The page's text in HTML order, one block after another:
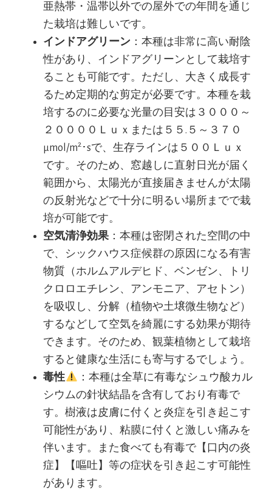
亜熱帯・温帯以外での屋外での年間を通じ
た栽培は難しいです。
インドアグリーン ：本種は非常に高い耐陰
性があり、インドアグリーンとして栽培す
ることも可能です。ただし、大きく成長す
るため定期的な剪定が必要です。本種を栽
培するのに必要な光量の目安は３０００～
２００００Ｌｕｘまたは５５.５～３７０
μmol/m2 ･sで、生存ラインは５００Ｌｕｘ
です。そのため、窓越しに直射日光が届く
範囲から、太陽光が直接届きませんが太陽
の反射光などで十分に明るい場所までで栽
培が可能です。
空気清浄効果：本種は密閉された空間の中
で、シックハウス症候群の原因になる有害
物質（ホルムアルデヒド、ベンゼン、トリ
クロロエチレン、アンモニア、アセトン）
を吸収し、分解（植物や土壌微生物など）
するなどして空気を綺麗にする効果が期待
できます。そのため、観葉植物として栽培
すると健康な生活にも寄与するでしょう。
毒性
：本種は全草に有毒なシュウ酸カル
シウムの針状結晶を含有しており有毒で
す。樹液は皮膚に付くと炎症を引き起こす
可能性があり、粘膜に付くと激しい痛みを
伴います。また食べても有毒で【口内の炎
症】【嘔吐】等の症状を引き起こす可能性
があります。